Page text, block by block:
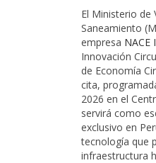
El Ministerio de
Saneamiento
empresa NACE
Innovación
de Economía
cita,
2026 en el
servirá como
exclusivo en
tecnología que
infraestructura